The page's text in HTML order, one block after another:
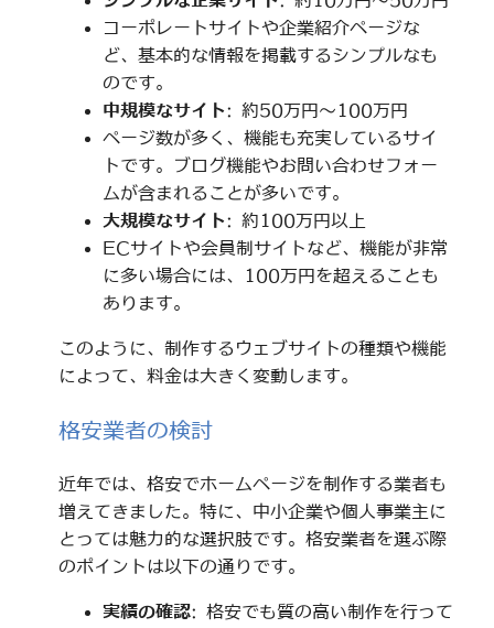
コーポレートサイトや企業紹介ページな
ど、基本的な情報を掲載するシンプルなも
のです。
中規模なサイト: 約50万円～100万円
ページ数が多く、機能も充実しているサイ
トです。ブログ機能やお問い合わせフォー
ムが含まれることが多いです。
大規模なサイト: 約100万円以上
ECサイトや会員制サイトなど、機能が非常
に多い場合には、100万円を超えることも
あります。
このように、制作するウェブサイトの種類や機能
によって、料金は大きく変動します。
格安業者の検討
近年では、格安でホームページを制作する業者も
増えてきました。特に、中小企業や個人事業主に
とっては魅力的な選択肢です。格安業者を選ぶ際
のポイントは以下の通りです。
実績の確認: 格安でも質の高い制作を行って